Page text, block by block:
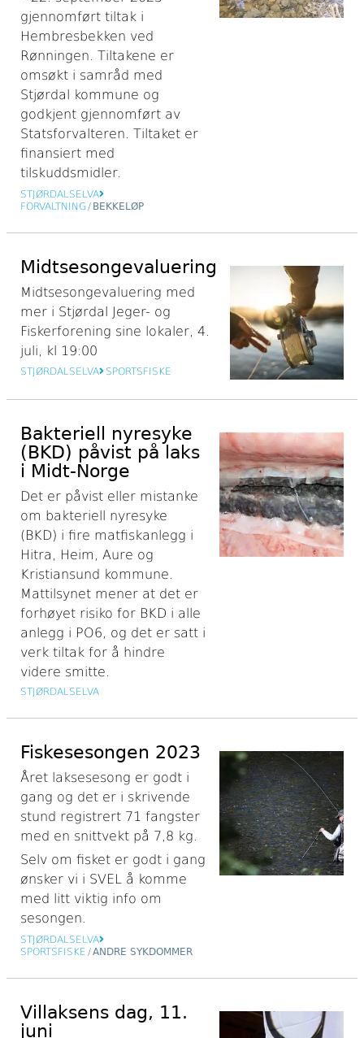
gjennomført tiltak i
Hembresbekken ved
Rønningen. Tiltakene er
omsøkt i samråd med
Stjørdal kommune og
godkjent gjennomført av
Statsforvalteren. Tiltaket er
finansiert med
tilskuddsmidler.
STJØRDALSELVA
FORVALTNING / BEKKELØP
Midtsesongevaluering
Midtsesongevaluering med
mer i Stjørdal Jeger- og
Fiskerforening sine lokaler, 4.
juli, kl 19:00
STJØRDALSELVA SPORTSFISKE
Bakteriell nyresyke
(BKD) påvist på laks
i Midt-Norge
Det er påvist eller mistanke
om bakteriell nyresyke
(BKD) i fire matfiskanlegg i
Hitra, Heim, Aure og
Kristiansund kommune.
Mattilsynet mener at det er
forhøyet risiko for BKD i alle
anlegg i PO6, og det er satt i
verk tiltak for å hindre
videre smitte.
STJØRDALSELVA
Fiskesesongen 2023
Året laksesesong er godt i
gang og det er i skrivende
stund registrert 71 fangster
med en snittvekt på 7,8 kg.
Selv om fisket er godt i gang
ønsker vi i SVEL å komme
med litt viktig info om
sesongen.
STJØRDALSELVA
SPORTSFISKE /ANDRE SYKDOMMER
Villaksens dag, 11.
juni